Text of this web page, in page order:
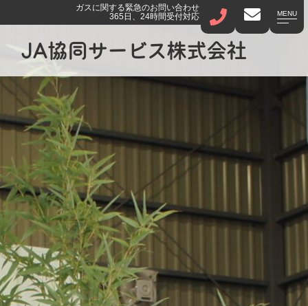
ガスに関する緊急のお問い合わせ
365日、24時間受付対応
MENU
JA協同サービス株式会社